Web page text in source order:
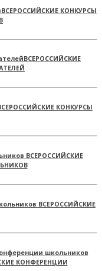
ВСЕРОССИЙСКИЕ КОНКУРСЫ
ВСЕРОССИЙСКИЕ
КОНКУРСЫ
ВСЕРОССИЙСКИЕ
ВСЕРОССИЙСКИЕ
КОНФЕРЕНЦИИ